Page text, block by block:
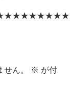
ん。 ※ が付